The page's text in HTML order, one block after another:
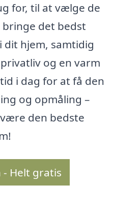
for, til at vælge de
det bedst
dit hjem, samtidig
og en varm
i dag for at få den
og opmåling –
den bedste
- Helt gratis